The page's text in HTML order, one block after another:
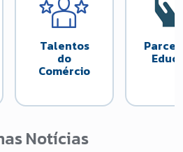
Talentos
do
Comércio
Notícias